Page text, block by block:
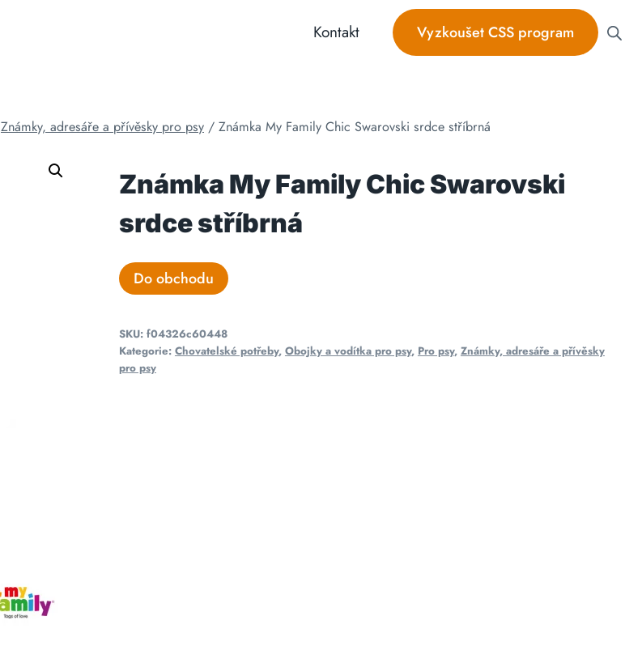
Kontakt Vyzkoušet CSS program
Známky, adresáře a přívěsky pro psy / Známka My Family Chic Swarovski srdce stříbrná
Známka My Family Chic Swarovski
srdce stříbrná
Do obchodu
SKU: f04326c60448
Kategorie: Chovatelské potřeby, Obojky a vodítka pro psy, Pro psy, Známky, adresáře a přívěsky
pro psy